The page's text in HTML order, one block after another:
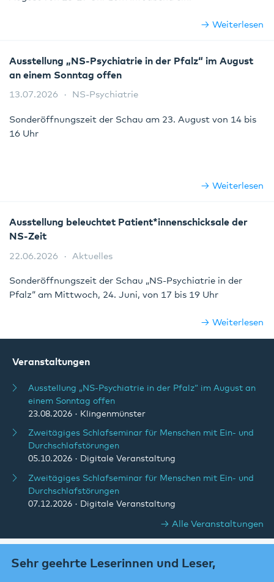
Weiterlesen
Ausstellung „NS-Psychiatrie in der Pfalz“ im August
an einem Sonntag offen
13.07.2026 NS-Psychiatrie
Sonderöffnungszeit der Schau am 23. August von 14 bis
16 Uhr
Weiterlesen
Ausstellung beleuchtet Patient*innenschicksale der
NS-Zeit
22.06.2026 Aktuelles
Sonderöffnungszeit der Schau „NS-Psychiatrie in der
Pfalz“ am Mittwoch, 24. Juni, von 17 bis 19 Uhr
Weiterlesen
Veranstaltungen
Ausstellung „NS-Psychiatrie in der Pfalz“ im August an
einem Sonntag offen
23.08.2026 · Klingenmünster
Zweitägiges Schlafseminar für Menschen mit Ein- und
Durchschlafstörungen
05.10.2026 · Digitale Veranstaltung
Zweitägiges Schlafseminar für Menschen mit Ein- und
Durchschlafstörungen
07.12.2026 · Digitale Veranstaltung
Alle Veranstaltungen
Sehr geehrte Leserinnen und Leser,